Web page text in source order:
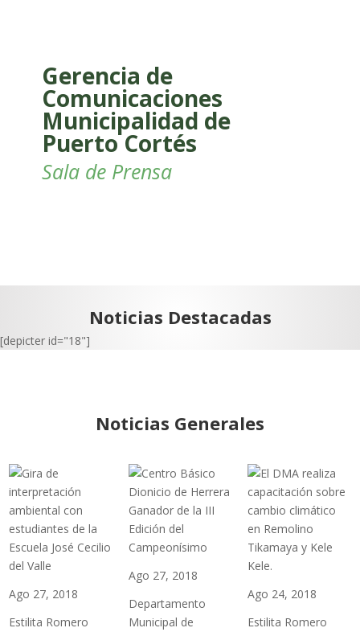
Gerencia de
Comunicaciones
Municipalidad de
Puerto Cortés
Sala de Prensa
Noticias Destacadas
[depicter id="18"]
Noticias Generales
Ago 27, 2018
Estilita Romero
Ago 27, 2018
Departamento
Municipal de
Ago 24, 2018
Estilita Romero